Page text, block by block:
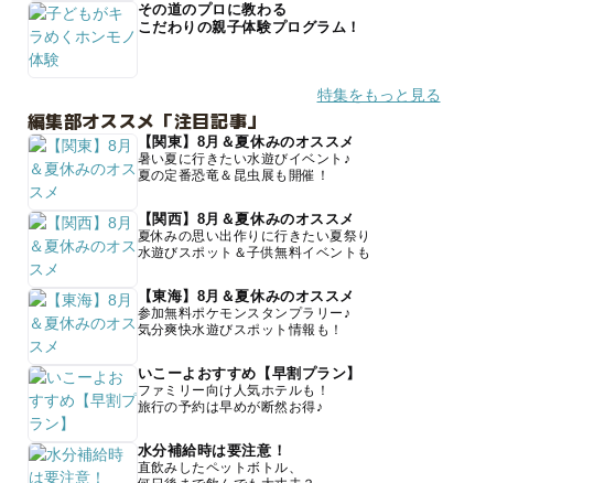
その道のプロに教わる
こだわりの親子体験プログラム！
特集をもっと見る
編集部オススメ「注目記事」
【関東】8月＆夏休みのオススメ
暑い夏に行きたい水遊びイベント♪
夏の定番恐竜＆昆虫展も開催！
【関西】8月＆夏休みのオススメ
夏休みの思い出作りに行きたい夏祭り
水遊びスポット＆子供無料イベントも
【東海】8月＆夏休みのオススメ
参加無料ポケモンスタンプラリー♪
気分爽快水遊びスポット情報も！
いこーよおすすめ【早割プラン】
ファミリー向け人気ホテルも！
旅行の予約は早めが断然お得♪
水分補給時は要注意！
直飲みしたペットボトル、